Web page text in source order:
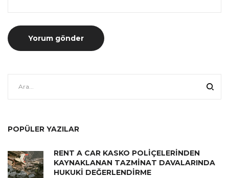
POPÜLER YAZILAR
RENT A CAR KASKO POLİÇELERİNDEN
KAYNAKLANAN TAZMİNAT DAVALARINDA
HUKUKİ DEĞERLENDİRME